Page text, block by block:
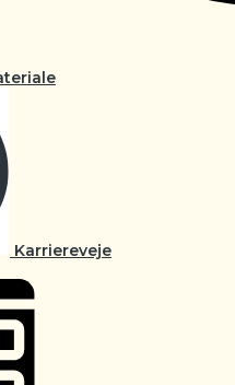
Karriereveje